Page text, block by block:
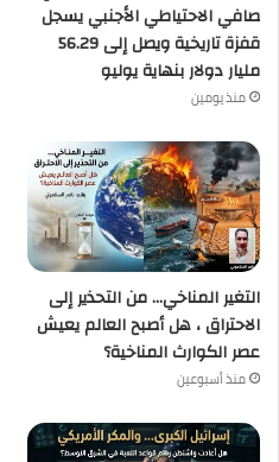
صافي الاحتياطي الأجنبي يسجل
قفزة تاريخية ويصل إلى 56.29
مليار دولار بنهاية يوليو
منذ يومين
التغير المناخي… من التحذير إلى
الاحتراق ، هل أصبح العالم يعيش
عصر الكوارث المناخية؟
منذ أسبوعين